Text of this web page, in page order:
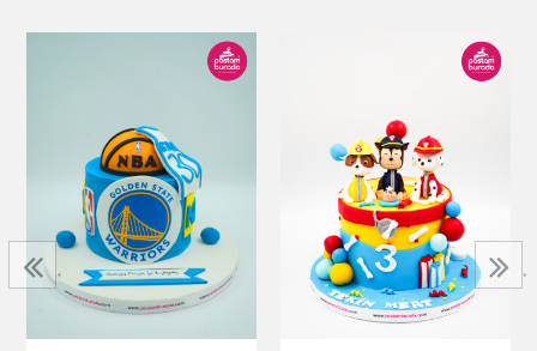
‹ ›